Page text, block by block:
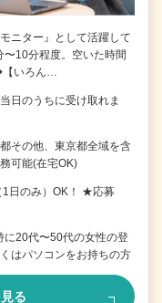
ニター』として活躍して
〜10分程度。空いた時間
【いろん…
のうちに受け取れま
その他、東京都全域を含
可能(在宅OK)
日のみ）OK！ ★応募
20代〜50代の女性の登
パソコンをお持ちの方
る